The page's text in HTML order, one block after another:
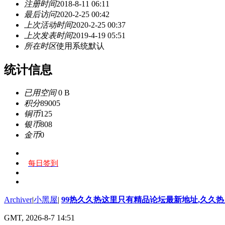
注册时间2018-8-11 06:11
最后访问2020-2-25 00:42
上次活动时间2020-2-25 00:37
上次发表时间2019-4-19 05:51
所在时区使用系统默认
统计信息
已用空间0 B
积分89005
铜币125
银币808
金币0
每日签到
Archiver|小黑屋| 99热久久热这里只有精品论坛最新地址,久久
GMT, 2026-8-7 14:51